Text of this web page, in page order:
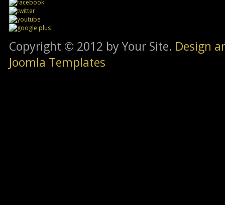
Copyright © 2012 by Your Site. Design
Joomla Templates